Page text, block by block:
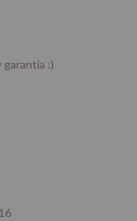
garantia :)